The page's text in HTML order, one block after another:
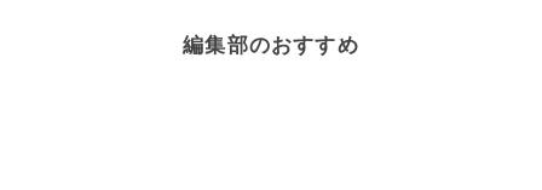
編集部のおすすめ